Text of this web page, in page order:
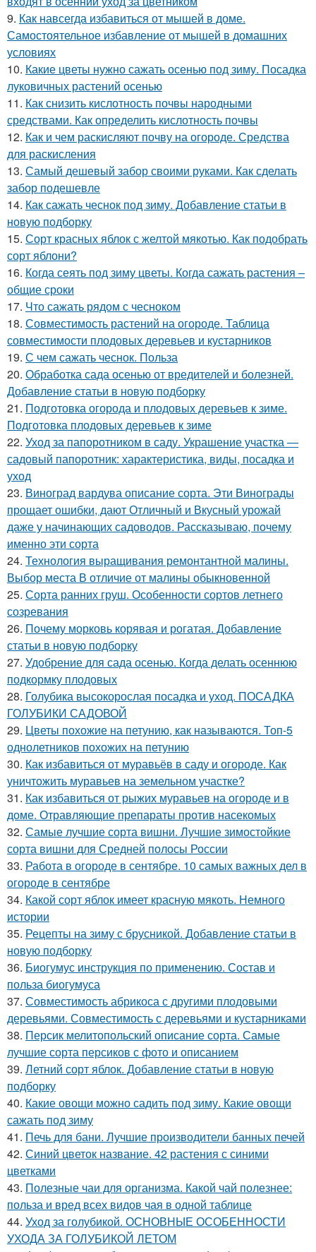
9. Как навсегда избавиться от мышей в доме.
Самостоятельное избавление от мышей в домашних
условиях
10. Какие цветы нужно сажать осенью под зиму. Посадка
луковичных растений осенью
11. Как снизить кислотность почвы народными
средствами. Как определить кислотность почвы
12. Как и чем раскисляют почву на огороде. Средства
для раскисления
13. Самый дешевый забор своими руками. Как сделать
забор подешевле
14. Как сажать чеснок под зиму. Добавление статьи в
новую подборку
15. Сорт красных яблок с желтой мякотью. Как подобрать
сорт яблони?
16. Когда сеять под зиму цветы. Когда сажать растения –
общие сроки
17. Что сажать рядом с чесноком
18. Совместимость растений на огороде. Таблица
совместимости плодовых деревьев и кустарников
19. С чем сажать чеснок. Польза
20. Обработка сада осенью от вредителей и болезней.
Добавление статьи в новую подборку
21. Подготовка огорода и плодовых деревьев к зиме.
Подготовка плодовых деревьев к зиме
22. Уход за папоротником в саду. Украшение участка —
садовый папоротник: характеристика, виды, посадка и
уход
23. Виноград вардува описание сорта. Эти Винограды
прощает ошибки, дают Отличный и Вкусный урожай
даже у начинающих садоводов. Рассказываю, почему
именно эти сорта
24. Технология выращивания ремонтантной малины.
Выбор места В отличие от малины обыкновенной
25. Сорта ранних груш. Особенности сортов летнего
созревания
26. Почему морковь корявая и рогатая. Добавление
статьи в новую подборку
27. Удобрение для сада осенью. Когда делать осеннюю
подкормку плодовых
28. Голубика высокорослая посадка и уход. ПОСАДКА
ГОЛУБИКИ САДОВОЙ
29. Цветы похожие на петунию, как называются. Топ-5
однолетников похожих на петунию
30. Как избавиться от муравьёв в саду и огороде. Как
уничтожить муравьев на земельном участке?
31. Как избавиться от рыжих муравьев на огороде и в
доме. Отравляющие препараты против насекомых
32. Самые лучшие сорта вишни. Лучшие зимостойкие
сорта вишни для Средней полосы России
33. Работа в огороде в сентябре. 10 самых важных дел в
огороде в сентябре
34. Какой сорт яблок имеет красную мякоть. Немного
истории
35. Рецепты на зиму с брусникой. Добавление статьи в
новую подборку
36. Биогумус инструкция по применению. Состав и
польза биогумуса
37. Совместимость абрикоса с другими плодовыми
деревьями. Совместимость с деревьями и кустарниками
38. Персик мелитопольский описание сорта. Самые
лучшие сорта персиков с фото и описанием
39. Летний сорт яблок. Добавление статьи в новую
подборку
40. Какие овощи можно садить под зиму. Какие овощи
сажать под зиму
41. Печь для бани. Лучшие производители банных печей
42. Синий цветок название. 42 растения с синими
цветками
43. Полезные чаи для организма. Какой чай полезнее:
польза и вред всех видов чая в одной таблице
44. Уход за голубикой. ОСНОВНЫЕ ОСОБЕННОСТИ
УХОДА ЗА ГОЛУБИКОЙ ЛЕТОМ